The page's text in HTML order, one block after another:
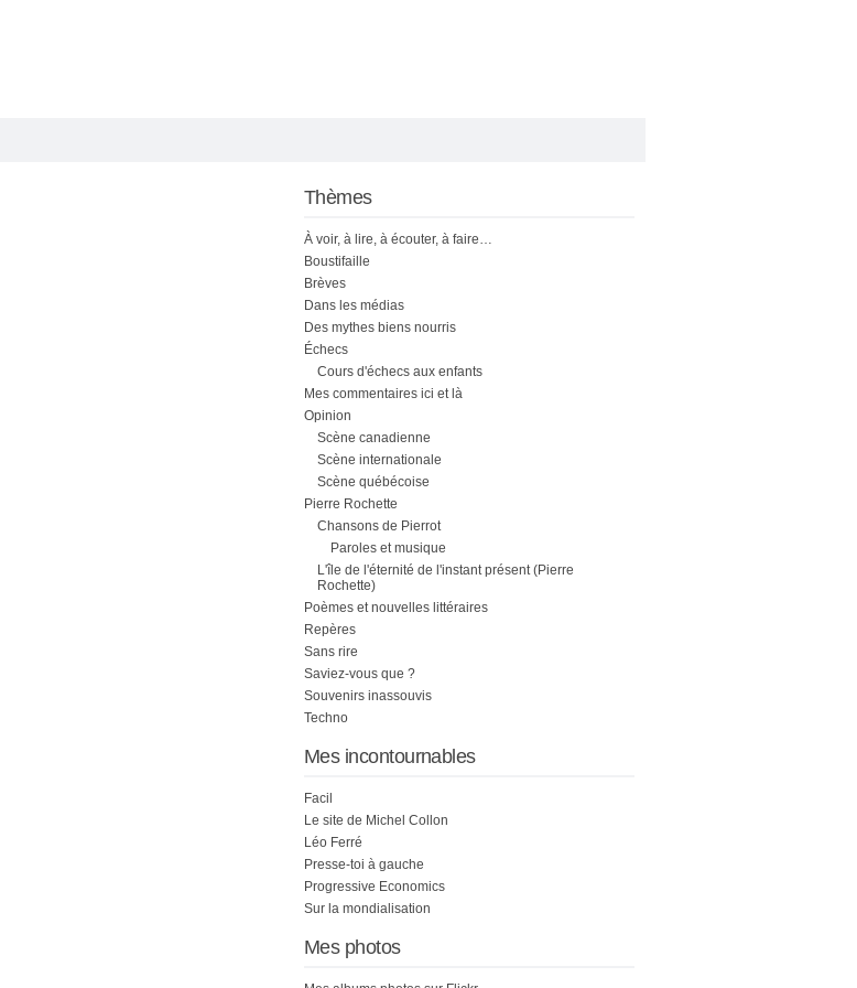
Thèmes
À voir, à lire, à écouter, à faire…
Boustifaille
Brèves
Dans les médias
Des mythes biens nourris
Échecs
Cours d'échecs aux enfants
Mes commentaires ici et là
Opinion
Scène canadienne
Scène internationale
Scène québécoise
Pierre Rochette
Chansons de Pierrot
Paroles et musique
L'île de l'éternité de l'instant présent (Pierre
Rochette)
Poèmes et nouvelles littéraires
Repères
Sans rire
Saviez-vous que ?
Souvenirs inassouvis
Techno
Mes incontournables
Facil
Le site de Michel Collon
Léo Ferré
Presse-toi à gauche
Progressive Economics
Sur la mondialisation
Mes photos